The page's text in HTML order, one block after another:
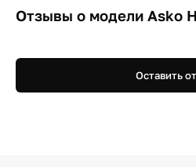
Отзывы о модели Asko
Оставить